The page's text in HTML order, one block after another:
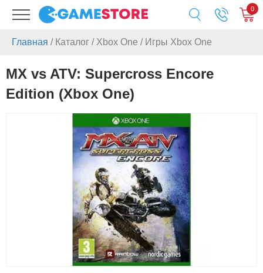
0
Главная / Каталог / Xbox One / Игры Xbox One
MX vs ATV: Supercross Encore
Edition (Xbox One)